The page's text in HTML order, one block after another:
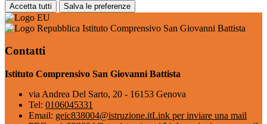
Accetta tutti Salva le preferenze
Istituto Comprensivo San Giovanni Battista
Contatti
Istituto Comprensivo San Giovanni Battista
via Andrea Del Sarto, 20 - 16153 Genova
Tel: 0106045331
Email: geic838004@istruzione.itLink per inviare una mail